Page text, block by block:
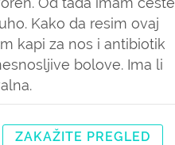
Kako da resim ovaj
kapi za nos i antibiotik
bolove. Ima li
ZAKAŽITE PREGLED